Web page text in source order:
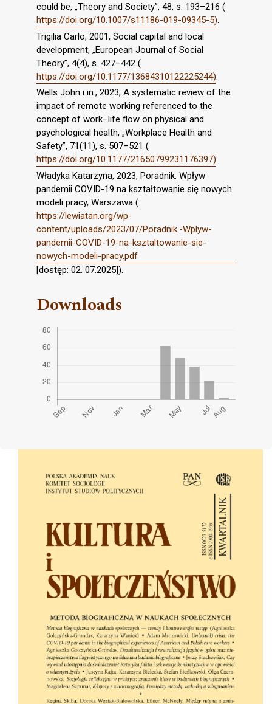
could be, „Theory and Society”, 48, s. 193–216 (
https://doi.org/10.1007/s11186-019-09345-5).
Trigilia Carlo, 2001, Social capital and local
development, „European Journal of Social
Theory”, 4(4), s. 427–442 (
https://doi.org/10.1177/13684310122225244)
Wells John i in., 2023, A systematic review of the
impact of remote working referenced to the
concept of work–life flow on physical and
psychological health, „Workplace Health and
Safety”, 71(11), s. 507–521 (
https://doi.org/10.1177/21650799231176397).
Władyka Katarzyna, 2023, Poradnik. Wpływ
pandemii COVID-19 na kształtowanie się nowych
modeli pracy, Warszawa (
https://lewiatan.org/wp-
content/uploads/2023/07/Poradnik.-Wplyw-
pandemii-COVID-19-na-ksztaltowanie-sie-
nowych-modeli-pracy.pdf
[dostęp: 02. 07.2025]).
Downloads